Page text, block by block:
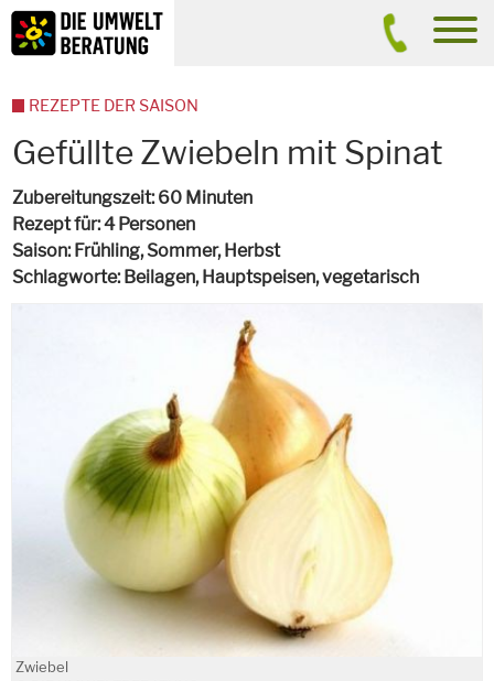
Inhalt
Suche
Gefüllte Zwiebeln mit Spinat
Zubereitungszeit 60 Minuten
Rezept für 4 Personen
Saison Frühling, Sommer, Herbst
Schlagworte Beilagen, Hauptspeisen,vegetarisch
Zwiebel
REZEPTE DER SAISON